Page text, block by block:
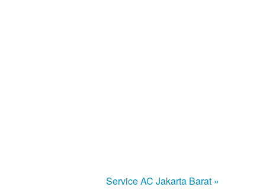
Service AC Jakarta Barat »